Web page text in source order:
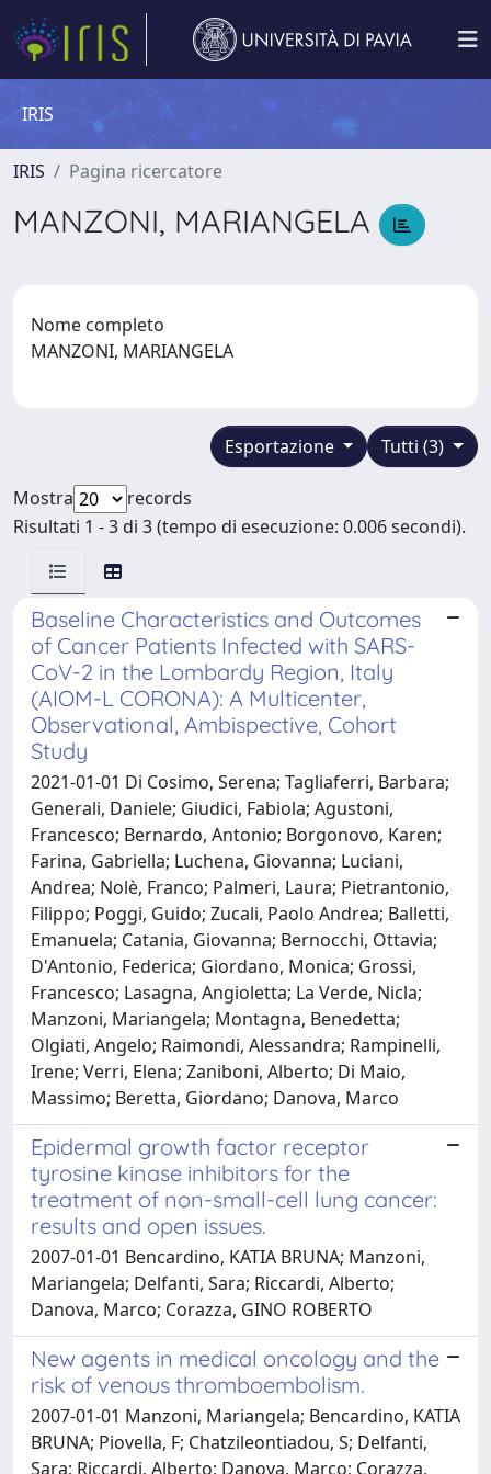
IRIS
IRIS Pagina ricercatore
MANZONI, MARIANGELA
Nome completo
MANZONI, MARIANGELA
Tutti (3)
Esportazione
Mostra
records
Risultati 1 - 3 di 3 (tempo di esecuzione: 0.006 secondi).
Baseline Characteristics and Outcomes
of Cancer Patients Infected with SARS-
CoV-2 in the Lombardy Region, Italy
(AIOM-L CORONA): A Multicenter,
Observational, Ambispective, Cohort
Study
2021-01-01 Di Cosimo, Serena; Tagliaferri, Barbara;
Generali, Daniele; Giudici, Fabiola; Agustoni,
Francesco; Bernardo, Antonio; Borgonovo, Karen;
Farina, Gabriella; Luchena, Giovanna; Luciani,
Andrea; Nolè, Franco; Palmeri, Laura; Pietrantonio,
Filippo; Poggi, Guido; Zucali, Paolo Andrea; Balletti,
Emanuela; Catania, Giovanna; Bernocchi, Ottavia;
D'Antonio, Federica; Giordano, Monica; Grossi,
Francesco; Lasagna, Angioletta; La Verde, Nicla;
Manzoni, Mariangela; Montagna, Benedetta;
Olgiati, Angelo; Raimondi, Alessandra; Rampinelli,
Irene; Verri, Elena; Zaniboni, Alberto; Di Maio,
Massimo; Beretta, Giordano; Danova, Marco
Epidermal growth factor receptor
tyrosine kinase inhibitors for the
treatment of non-small-cell lung cancer:
results and open issues.
2007-01-01 Bencardino, KATIA BRUNA; Manzoni,
Mariangela; Delfanti, Sara; Riccardi, Alberto;
Danova, Marco; Corazza, GINO ROBERTO
New agents in medical oncology and the
risk of venous thromboembolism.
2007-01-01 Manzoni, Mariangela; Bencardino, KATIA
BRUNA; Piovella, F; Chatzileontiadou, S; Delfanti,
Sara; Riccardi, Alberto; Danova, Marco; Corazza,